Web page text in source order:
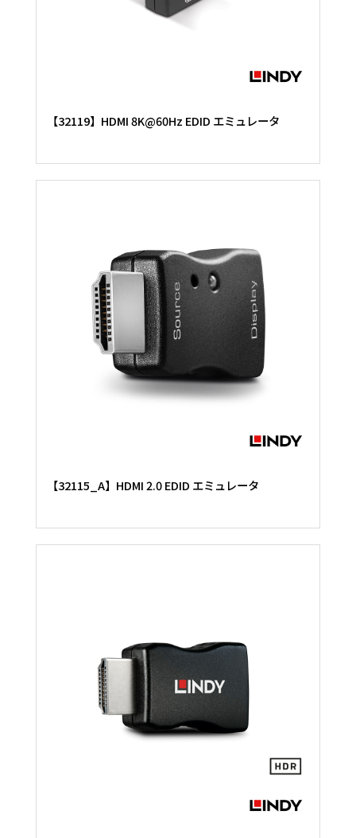
【32119】HDMI 8K@60Hz EDID エミュレータ
【32115_A】HDMI 2.0 EDID エミュレータ